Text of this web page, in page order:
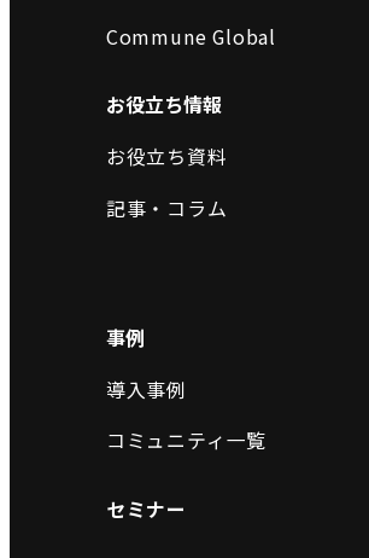
Commune Global
お役立ち情報
お役立ち資料
記事・コラム
事例
導入事例
コミュニティ一覧
セミナー